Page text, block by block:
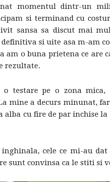
blog
by
momentul dintr-un
si terminand cu
sansa sa discut mai
si uite asa m-am
am o buna prietena ce are
rezultate.
testare pe o zona mica,
mine a decurs minunat,
cu fire de par inchise la
cele ce mi-au
sunt convinsa ca le stiti si